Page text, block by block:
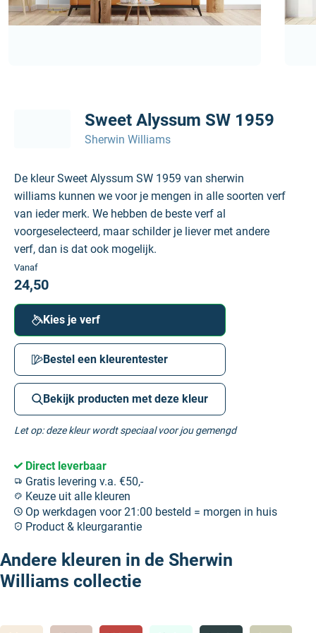
Sweet Alyssum SW 1959
Sherwin Williams
De kleur Sweet Alyssum SW 1959 van sherwin
williams kunnen we voor je mengen in alle soorten verf
van ieder merk. We hebben de beste verf al
voorgeselecteerd, maar schilder je liever met andere
verf, dan is dat ook mogelijk.
Vanaf
24,50
Kies je verf
Bestel een kleurentester
Bekijk producten met deze kleur
Let op: deze kleur wordt speciaal voor jou gemengd
Direct leverbaar
Gratis levering v.a. €50,-
Keuze uit alle kleuren
Op werkdagen voor 21:00 besteld = morgen in huis
Product & kleurgarantie
Andere kleuren in de Sherwin
Williams collectie